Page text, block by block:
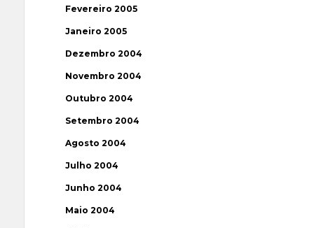
Fevereiro 2005
Janeiro 2005
Dezembro 2004
Novembro 2004
Outubro 2004
Setembro 2004
Agosto 2004
Julho 2004
Junho 2004
Maio 2004